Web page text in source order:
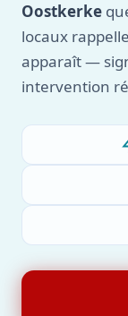
Oostkerke
locaux
apparaît —
intervention